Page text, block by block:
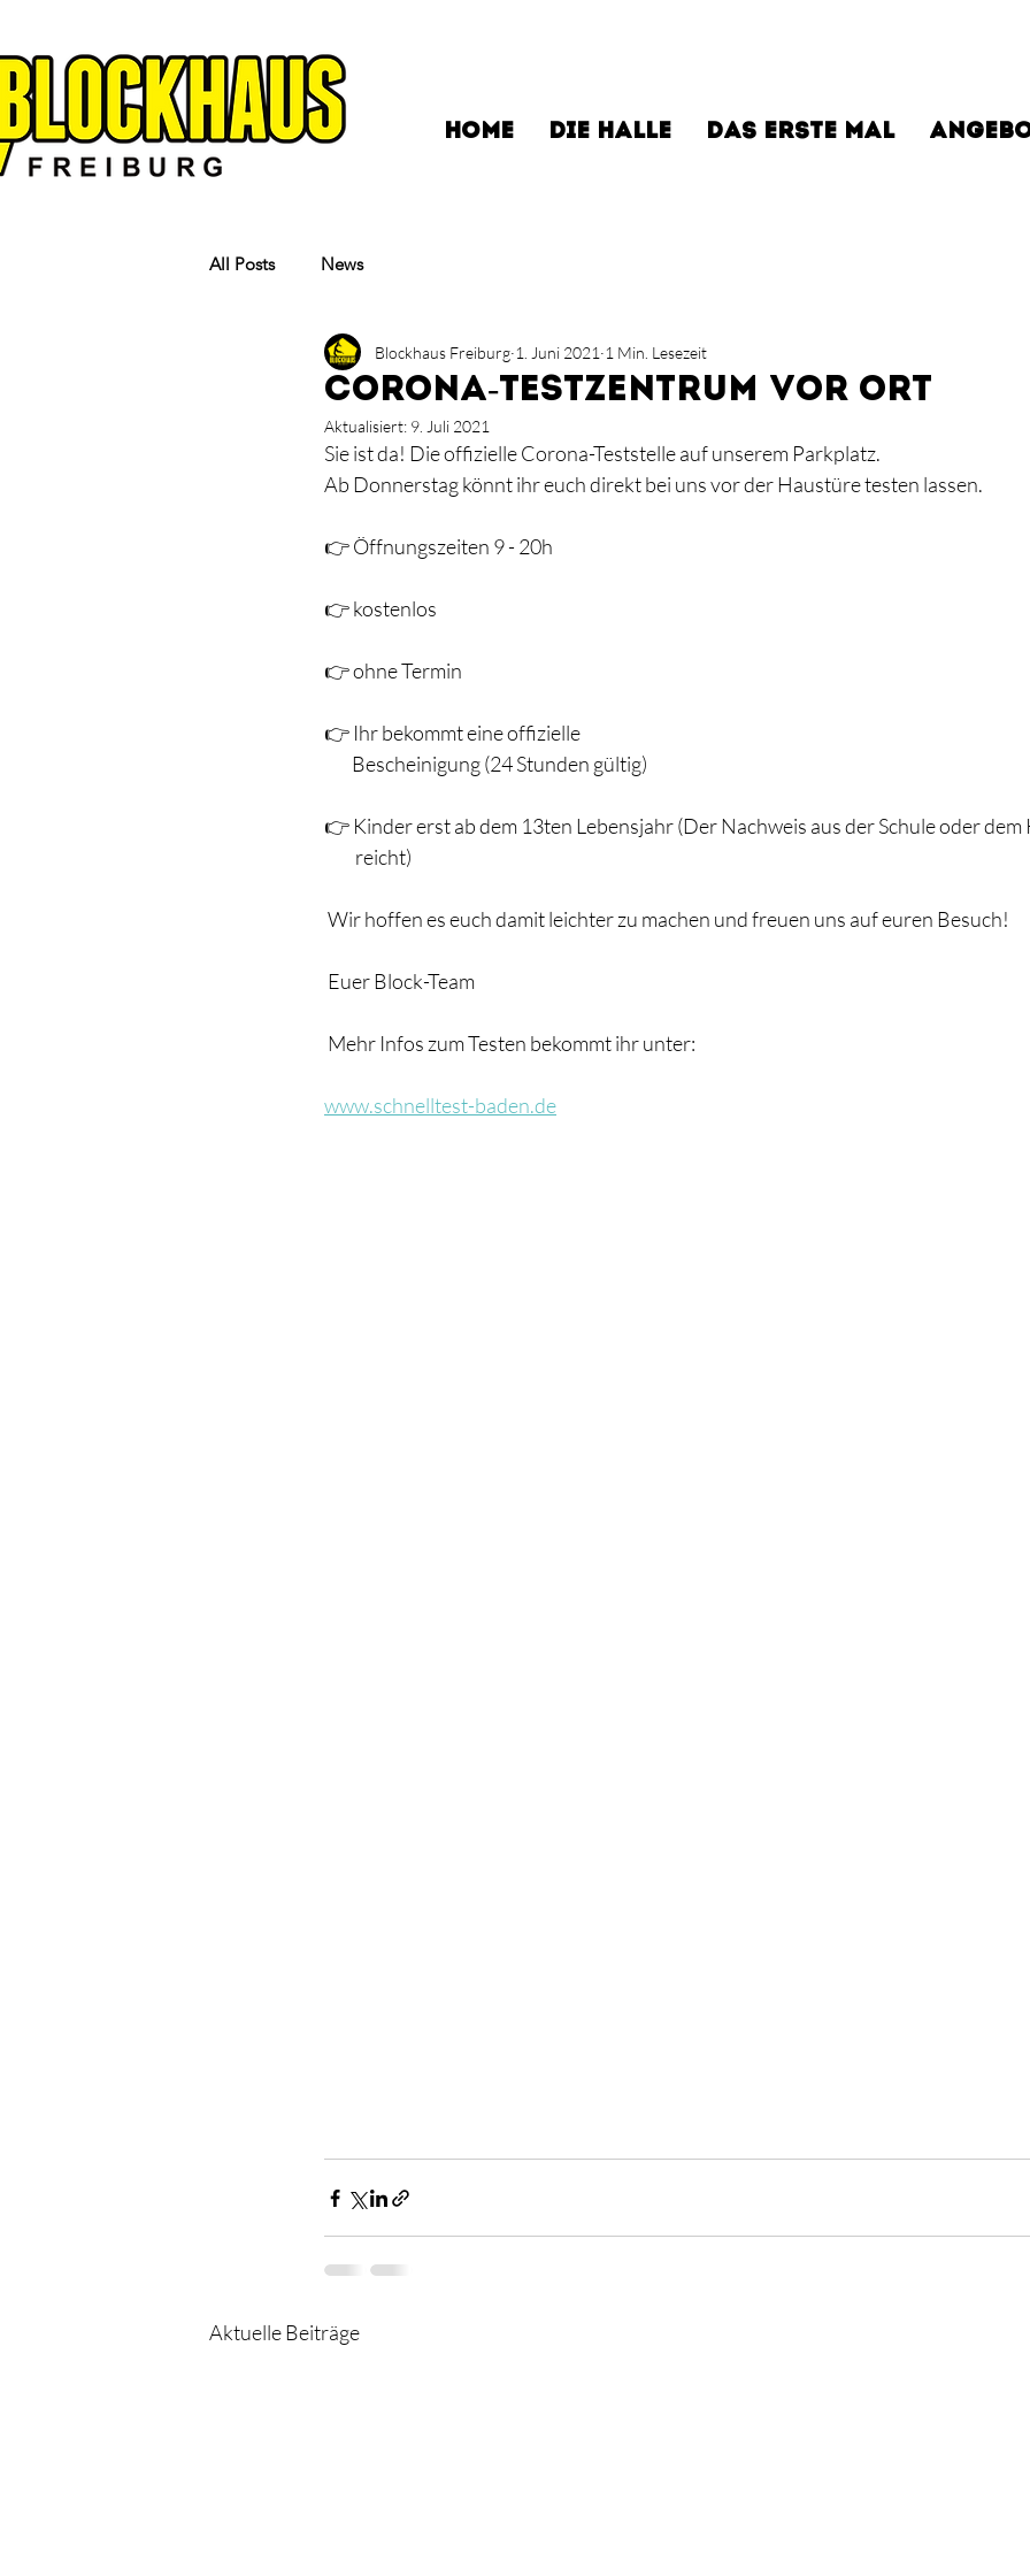
HOME DIE HALLE DAS ERSTE MAL
All Posts News
Corona-Testzentrum vor Ort
Blockhaus Freiburg 1. Juni 2021 1 Min. Lesezeit
Aktualisiert: 9. Juli 2021
Sie ist da! Die offizielle Corona-Teststelle auf unserem Parkplatz.
Ab Donnerstag könnt ihr euch direkt bei uns vor der Haustüre testen lassen.
👉 Öffnungszeiten 9 - 20h
👉 kostenlos
👉 ohne Termin
👉 Ihr bekommt eine offizielle
        Bescheinigung (24 Stunden gültig)
👉 Kinder erst ab dem 13ten Lebensjahr (Der Nachweis aus der Schule oder
         reicht)
Wir hoffen es euch damit leichter zu machen und freuen uns auf euren Besuch!
Euer Block-Team
Mehr Infos zum Testen bekommt ihr unter:
www.schnelltest-baden.de
Aktuelle Beiträge